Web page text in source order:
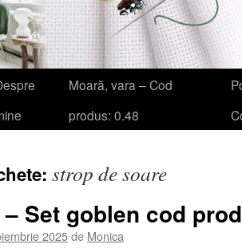
Moară, vara – Cod
produs: 0.48
strop de soare
Set goblen cod
2025de Monica